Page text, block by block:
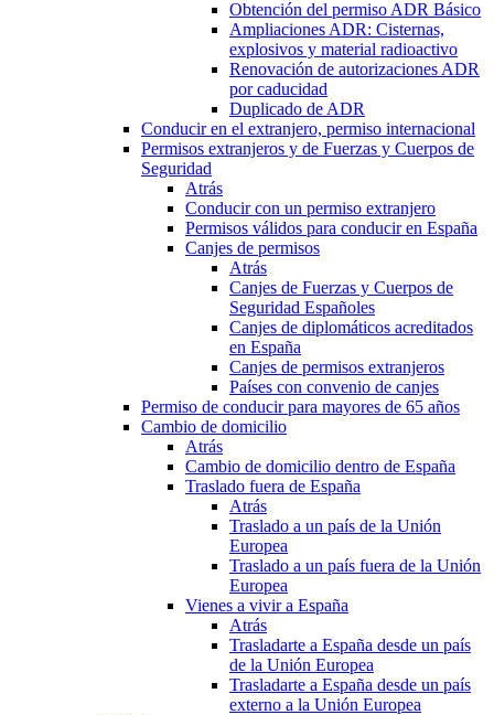
Obtención del permiso ADR Básico
Ampliaciones ADR: Cisternas,
explosivos y material radioactivo
Renovación de autorizaciones ADR
por caducidad
Duplicado de ADR
Conducir en el extranjero, permiso internacional
Permisos extranjeros y de Fuerzas y Cuerpos de
Seguridad
Atrás
Conducir con un permiso extranjero
Permisos válidos para conducir en España
Canjes de permisos
Atrás
Canjes de Fuerzas y Cuerpos de
Seguridad Españoles
Canjes de diplomáticos acreditados
en España
Canjes de permisos extranjeros
Países con convenio de canjes
Permiso de conducir para mayores de 65 años
Cambio de domicilio
Atrás
Cambio de domicilio dentro de España
Traslado fuera de España
Atrás
Traslado a un país de la Unión
Europea
Traslado a un país fuera de la Unión
Europea
Vienes a vivir a España
Atrás
Trasladarte a España desde un país
de la Unión Europea
Trasladarte a España desde un país
externo a la Unión Europea